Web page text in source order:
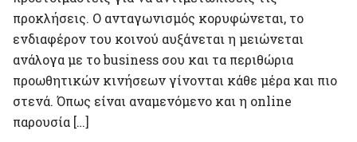
προκλήσεις. Ο ανταγωνισμός κορυφώνεται, το
ενδιαφέρον του κοινού αυξάνεται η μειώνεται
ανάλογα με το business σου και τα περιθώρια
προωθητικών κινήσεων γίνονται κάθε μέρα και πιο
στενά. Όπως είναι αναμενόμενο και η online
παρουσία […]